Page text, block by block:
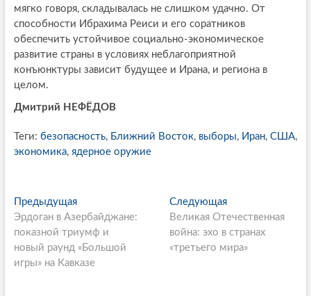
мягко говоря, складывалась не слишком удачно. От
способности Ибрахима Реиси и его соратников
обеспечить устойчивое социально-экономическое
развитие страны в условиях неблагоприятной
конъюнктуры зависит будущее и Ирана, и региона в
целом.
Дмитрий НЕФЁДОВ
Теги: безопасность, Ближний Восток, выборы, Иран, США,
экономика, ядерное оружие
P
o
s
t
ПредыдущаяП
р
е
д
ы
Эрдоган в Азербайджане:
показной триумф и
новый раунд «Большой
игры» на Кавказе
Следующая
л
е
д
Великая Отечественная
война: эхо в странах
«третьего мира»